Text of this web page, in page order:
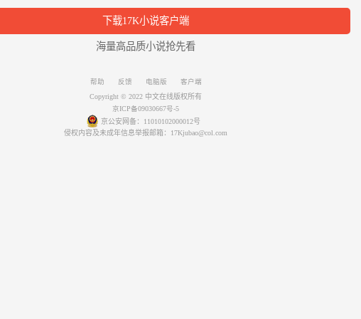
下载17K小说客户端
海量高品质小说抢先看
帮助 反馈 电脑版
客户端
Copyright © 2022 中文在线版权所有
京ICP备09030667号-5
京公安网备：11010102000012号
侵权内容及未成年信息举报邮箱：17Kjubao@col.com